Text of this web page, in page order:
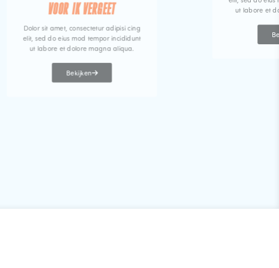
VOOR IK VERGEET
Dolor sit amet, consectetur adipisi cing
elit, sed do eius mod tempor incididunt
ut labore et dolore magna aliqua.
Bekijken
ut labore et